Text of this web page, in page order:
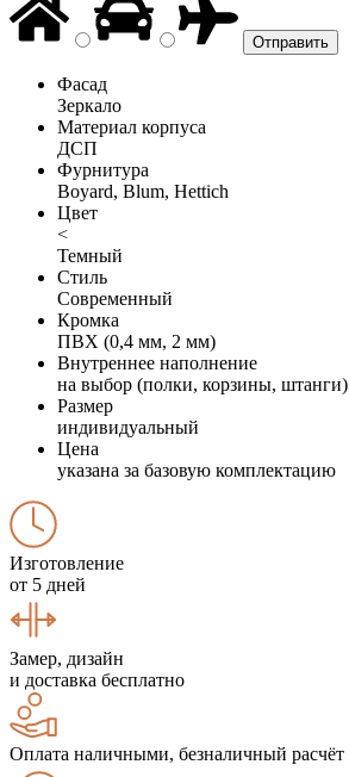
Фасад
Зеркало
Материал корпуса
ДСП
Фурнитура
Boyard, Blum, Hettich
Цвет
<
Темный
Стиль
Современный
Кромка
ПВХ (0,4 мм, 2 мм)
Внутреннее наполнение
на выбор (полки, корзины, штанги)
Размер
индивидуальный
Цена
указана за базовую комплектацию
Изготовление
от 5 дней
Замер, дизайн
и доставка бесплатно
Оплата наличными, безналичный расчёт